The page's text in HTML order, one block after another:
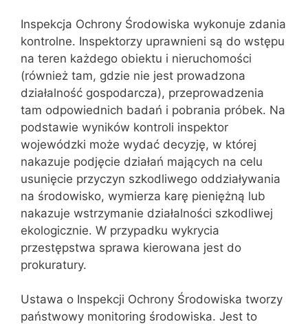
Inspekcja Ochrony Środowiska wykonuje zdania
kontrolne. Inspektorzy uprawnieni są do wstępu
na teren każdego obiektu i nieruchomości
(również tam, gdzie nie jest prowadzona
działalność gospodarcza), przeprowadzenia
tam odpowiednich badań i pobrania próbek. Na
podstawie wyników kontroli inspektor
wojewódzki może wydać decyzję, w której
nakazuje podjęcie działań mających na celu
usunięcie przyczyn szkodliwego oddziaływania
na środowisko, wymierza karę pieniężną lub
nakazuje wstrzymanie działalności szkodliwej
ekologicznie. W przypadku wykrycia
przestępstwa sprawa kierowana jest do
prokuratury.
Ustawa o Inspekcji Ochrony Środowiska tworzy
państwowy monitoring środowiska. Jest to